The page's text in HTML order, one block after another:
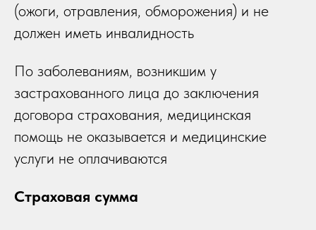
(ожоги, отравления, обморожения) и не
должен иметь инвалидность
По заболеваниям, возникшим у
застрахованного лица до заключения
договора страхования, медицинская
помощь не оказывается и медицинские
услуги не оплачиваются
Страховая сумма